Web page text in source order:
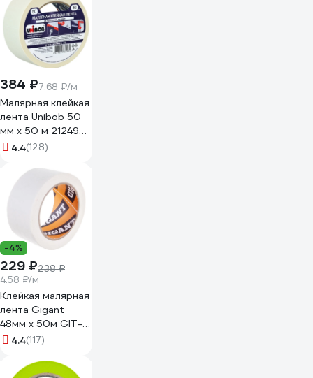
384 ₽7.68 ₽/м
Малярная клейкая
лента Unibob 50
мм х 50 м 212496
28139
4.4(128)
-4%
229 ₽238 ₽
4.58 ₽/м
Клейкая малярная
лента Gigant
48мм x 50м GIT-
254.4(117)